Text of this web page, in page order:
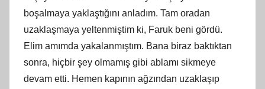
boşalmaya yaklaştığını anladım. Tam oradan
uzaklaşmaya yeltenmiştim ki, Faruk beni gördü.
Elim amımda yakalanmıştım. Bana biraz baktıktan
sonra, hiçbir şey olmamış gibi ablamı sikmeye
devam etti. Hemen kapının ağzından uzaklaşıp